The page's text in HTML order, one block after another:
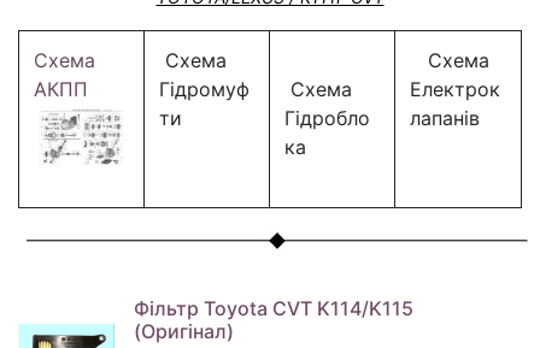
Схема
АКПП
Схема
Гідромуф
ти
Схема
Гідробло
ка
Схема
Електрок
лапанів
Фільтр Toyota CVT K114/K115
(Оригінал)